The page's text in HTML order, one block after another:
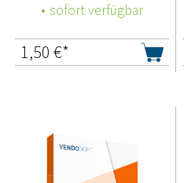
sofort verfügbar
1,50 €*